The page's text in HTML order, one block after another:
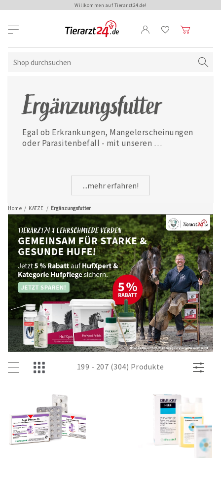
Willkommen auf Tierarzt24.de!
Home / KATZE / Ergänzungsfutter
Ergänzungsfutter
Egal ob Erkrankungen, Mangelerscheinungen
oder Parasitenbefall - mit unseren
...mehr erfahren!
199 - 207 (304) Produkte